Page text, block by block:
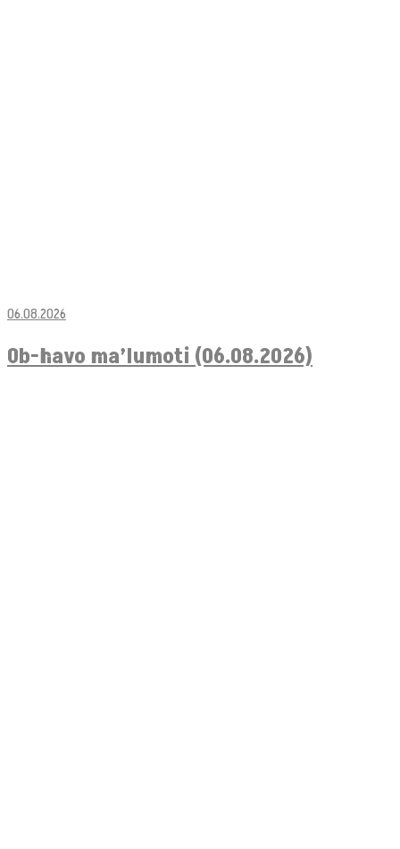
06.08.2026
Ob-havo ma’lumoti (06.08.2026)